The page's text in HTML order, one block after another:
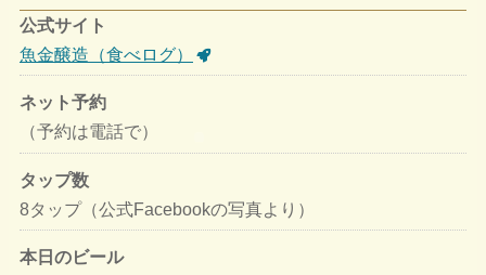
公式サイト
魚金醸造（食べログ）
ネット予約
（予約は電話で）
タップ数
8タップ（公式Facebookの写真より）
本日のビール